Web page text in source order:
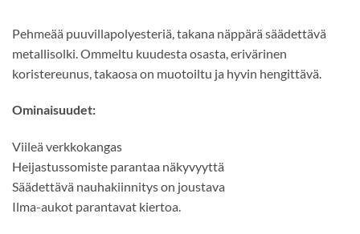
Pehmeää puuvillapolyesteriä, takana näppärä säädettävä
metallisolki. Ommeltu kuudesta osasta, erivärinen
koristereunus, takaosa on muotoiltu ja hyvin hengittävä.
Ominaisuudet:
Viileä verkkokangas
Heijastussomiste parantaa näkyvyyttä
Säädettävä nauhakiinnitys on joustava
Ilma-aukot parantavat kiertoa.